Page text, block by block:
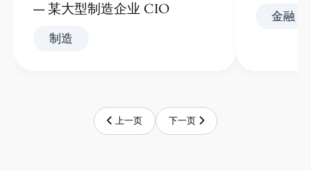
— 某大型制造企业 CIO
制造
金融
上一页 下一页